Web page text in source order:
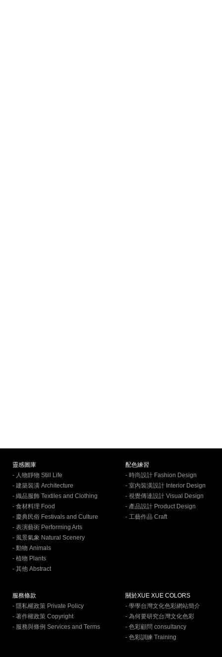
靈感圖庫
- 人物靜物 Still Life
- 建築裝潢 Architecture
- 織品服飾 Textiles and Clothing
- 食材料理 Food
- 慶典民俗 Festivals and Culture
- 表演藝術 Performing Arts
- 風景氣象 Natural Scenery
- 動物 Animals
- 植物 Plants
- 其他 Abstract
配色練習
- 時尚設計 Fashion Design
- 室內裝潢設計 Interior Design
- 視覺傳達設計 Visual Design
- 產品設計 Product Design
- 工藝作品 Craft
服務條款
- 隱私權政策 Private Policy
- 著作權政策 Copyright
- 服務與條例 Services and Terms
關於XUE XUE COLORS
- 學學台灣文化色彩網站簡介
- 為何要研究台灣文化色彩
- 色彩顧問 consultancy
- 色彩訓練 Training